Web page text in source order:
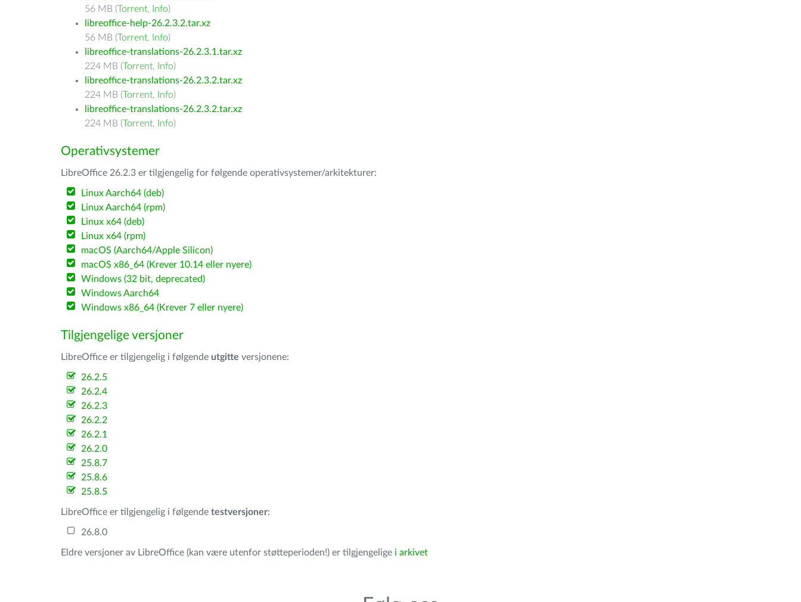
56 MB (Torrent, Info)
libreoffice-help-26.2.3.2.tar.xz
56 MB (Torrent, Info)
libreoffice-translations-26.2.3.1.tar.xz
224 MB (Torrent, Info)
libreoffice-translations-26.2.3.2.tar.xz
224 MB (Torrent, Info)
libreoffice-translations-26.2.3.2.tar.xz
224 MB (Torrent, Info)
Operativsystemer
LibreOffice 26.2.3 er tilgjengelig for følgende operativsystemer/arkitekturer:
Linux Aarch64 (deb)
Linux Aarch64 (rpm)
Linux x64 (deb)
Linux x64 (rpm)
macOS (Aarch64/Apple Silicon)
macOS x86_64 (Krever 10.14 eller nyere)
Windows (32 bit, deprecated)
Windows Aarch64
Windows x86_64 (Krever 7 eller nyere)
Tilgjengelige versjoner
LibreOffice er tilgjengelig i følgende utgitte versjonene:
26.2.5
26.2.4
26.2.3
26.2.2
26.2.1
26.2.0
25.8.7
25.8.6
25.8.5
LibreOffice er tilgjengelig i følgende testversjoner:
26.8.0
Eldre versjoner av LibreOffice (kan være utenfor støtteperioden!) er tilgjengelige i arkivet